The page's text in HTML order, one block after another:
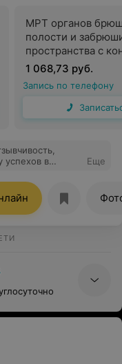
МРТ органов
полости и
пространства с
усилением
1 068,73 руб.
Запись по телефону
успехов в
Еще